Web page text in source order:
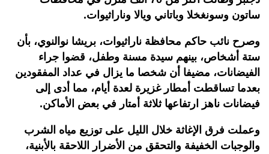
ساتون وسونغخلا وباتاني ويالا وناراثيوات.
وصرح نائب حاكم محافظة ناراثيوات، بريشا نوالنوي، بأن
ستة أشخاص، بينهم سيدة مسنة وطفل، قضوا جراء
الفيضانات، مضيفا أن شخصا ما يزال في عداد المفقودين
بعدما تساقطت أمطار غزيرة لعدة أيام، مما أدى إلى
فيضانات ناهز ارتفاعها ثلاثة أمتار في بعض الأماكن.
وعملت فرق الإغاثة خلال الليل على توزيع مياه الشرب
والوجبات الخفيفة والتحقق من الأضرار اللاحقة بالأبنية،